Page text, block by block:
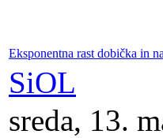
Eksponentna rast dobička in
SiOL
sreda, 13.